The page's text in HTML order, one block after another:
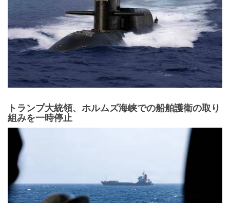
トランプ大統領、ホルムズ海峡での船舶護衛の取り
組みを一時停止